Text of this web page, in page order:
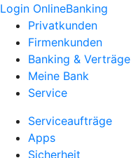
Login OnlineBanking
Privatkunden
Firmenkunden
Banking & Verträge
Meine Bank
Service
Serviceaufträge
Apps
Sicherheit